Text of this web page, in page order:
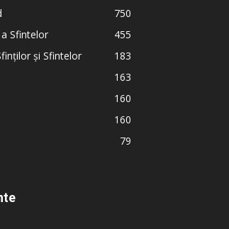
750
Sfintelor
455
și Sfintelor
183
163
160
160
79